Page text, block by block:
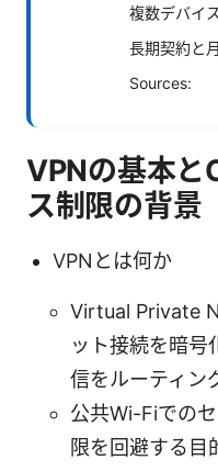
複数デバイ
長期契約と
Sources:
VPNの基本と
ス制限の背景
VPNとは何か
Virtual Private
ット接続を暗号
信をルーティン
公共Wi-Fiでの
限を回避する目